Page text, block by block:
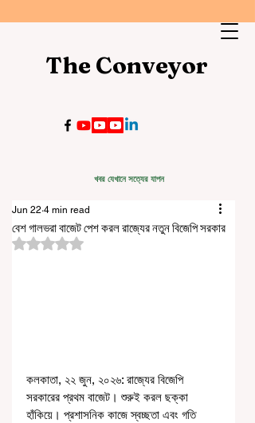
The Conveyor
খবর যেখানে সত্যের যাপন
বেশ গালভরা বাজেট পেশ করল রাজ্যের নতুন বিজেপি সরকার
Jun 22 4 min read
Rated NaN out of 5 stars.
কলকাতা, ২২ জুন, ২০২৬: রাজ্যের বিজেপি
সরকারের প্রথম বাজেট। শুরুই করল ছক্কা
হাঁকিয়ে। প্রশাসনিক কাজে স্বচ্ছতা এবং গতি